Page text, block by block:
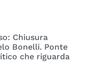
Chiusura
Bonelli. Ponte
che riguarda